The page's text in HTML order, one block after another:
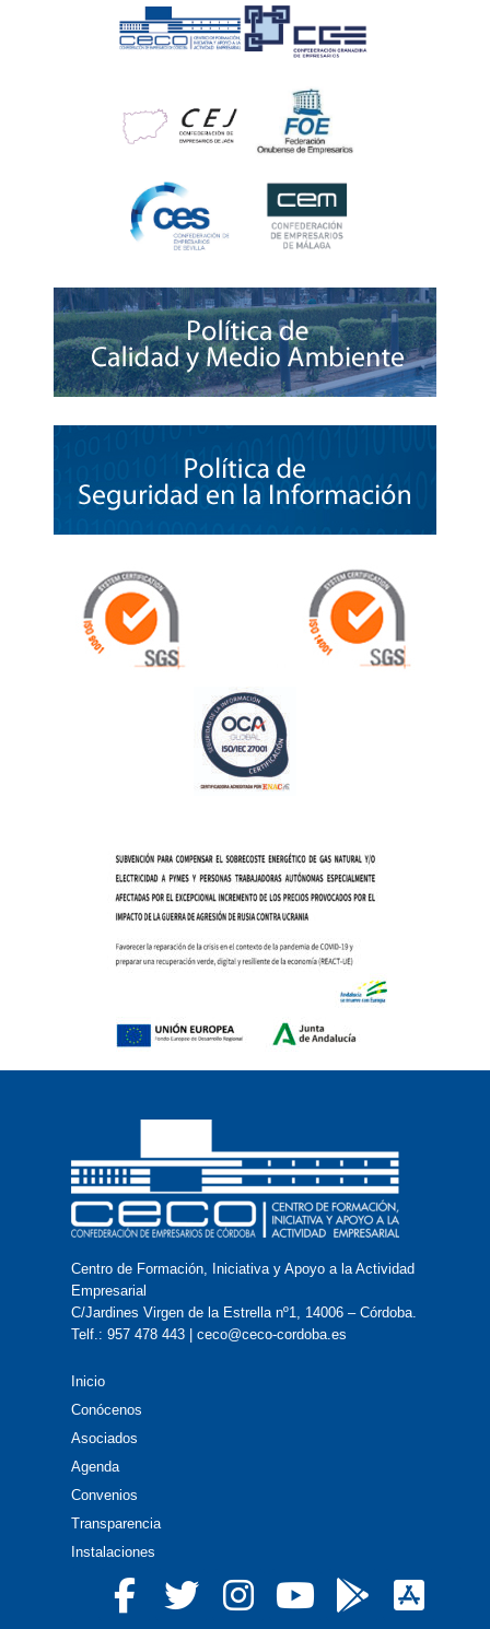
Centro de Formación, Iniciativa y Apoyo a la Actividad
Empresarial
C/Jardines Virgen de la Estrella nº1, 14006 – Córdoba.
Telf.: 957 478 443 | ceco@ceco-cordoba.es
Inicio
Conócenos
Asociados
Agenda
Convenios
Transparencia
Instalaciones